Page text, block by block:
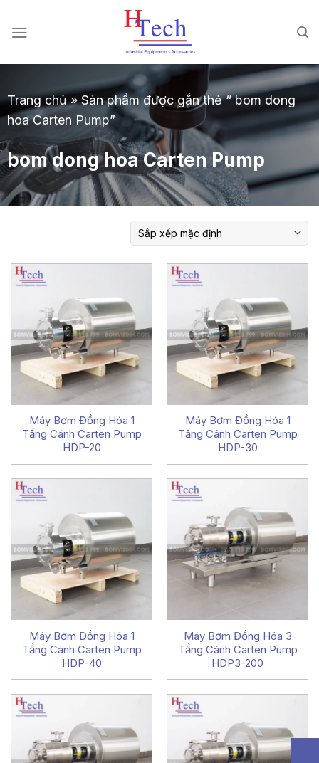
đến
dung
Trang chủ»Sản phẩm được gắn thẻ “ bom dong
hoa Carten Pump”
bom dong hoa Carten Pump
Máy Bơm Đồng Hóa 1
Tầng Cánh Carten Pump
HDP-20
Máy Bơm Đồng Hóa 1
Tầng Cánh Carten Pump
HDP-30
Máy Bơm Đồng Hóa 1
Tầng Cánh Carten Pump
HDP-40
Máy Bơm Đồng Hóa 3
Tầng Cánh Carten Pump
HDP3-200